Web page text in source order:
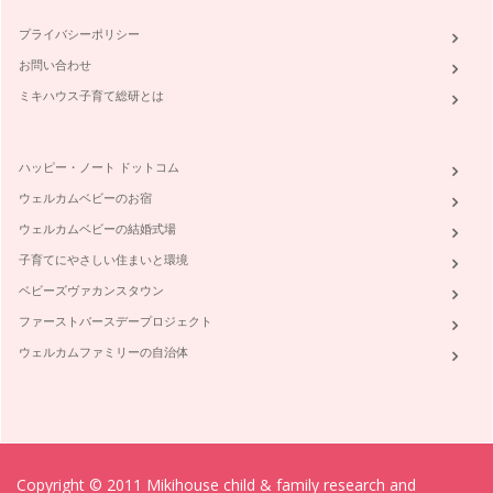
年末になると1年のを振り返り、「来年こそは○○しよう！」と
心に誓い、年始になると「今年は○…
ワー育ママの"スマート家事術"とは？
朝夕ぐっと冷え込み、空気が乾燥してきましたね。 職場でも
電車…
プライバシーポリシー
お問い合わせ
ミキハウス子育て総研とは
ハッピー・ノート ドットコム
ウェルカムベビーのお宿
ウェルカムベビーの結婚式場
子育てにやさしい住まいと環境
ベビーズヴァカンスタウン
ファーストバースデープロジェクト
ウェルカムファミリーの自治体
Copyright © 2011 Mikihouse child & family research and